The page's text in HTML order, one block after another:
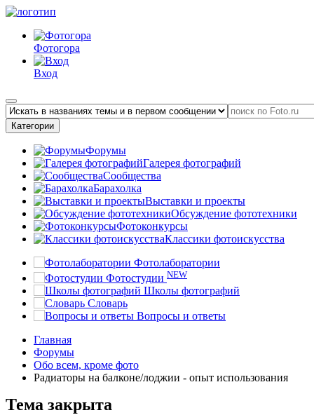
Фотогора
Вход
Категории
Форумы
Галерея фотографий
Сообщества
Барахолка
Выставки и проекты
Обсуждение фототехники
Фотоконкурсы
Классики фотоискусства
Фотолаборатории
Фотостудии NEW
Школы фотографий
Словарь
Вопросы и ответы
Главная
Форумы
Обо всем, кроме фото
Радиаторы на балконе/лоджии - опыт использования
Тема закрыта